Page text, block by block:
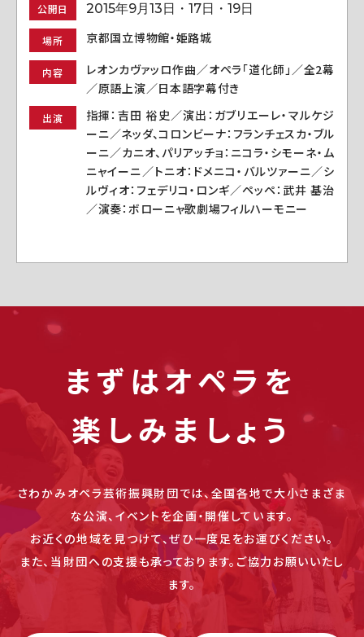
公開日 2015年9月13日・17日・19日
場所 京都国立博物館・姫路城
内容
レオンカヴァッロ作曲／オペラ「道化師」／全2幕
／原語上演／日本語字幕付き
出演
指揮：吉田 裕史／演出：ガブリエーレ・マルケジ
ーニ／ネッダ、コロンビーナ：フランチェスカ・ブル
ーニ／カニオ、パリアッチョ：ニコラ・シモーネ・ム
ニャイーニ／トニオ：ドメニコ・バルツァーニ／シ
ルヴィオ：フェデリコ・ロンギ／ペッペ：武井 基治
／演奏：ボローニャ歌劇場フィルハーモニー
まずはオペラを
楽しみましょう
さわかみオペラ芸術振興財団では、全国各地で大小さまざま
な公演、イベントを企画・開催しています。
お近くの地域を見つけて、ぜひ一度足をお運びください。
また、当財団への支援も承っております。ご協力お願いいたし
ます。